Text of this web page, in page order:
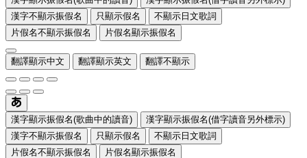
漢字不顯示振假名
只顯示假名
不顯示日文歌詞
片假名不顯示振假名
片假名顯示振假名
翻譯顯示中文 翻譯顯示英文 翻譯不顯示
漢字顯示振假名(歌曲中的讀音)
漢字顯示振假名(借字讀音另外標示)
漢字不顯示振假名
只顯示假名
不顯示日文歌詞
片假名不顯示振假名
片假名顯示振假名